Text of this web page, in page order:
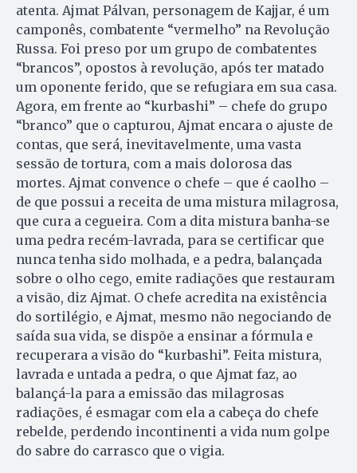
atenta. Ajmat Pálvan, personagem de Kajjar, é um
camponês, combatente “vermelho” na Revolução
Russa. Foi preso por um grupo de combatentes
“brancos”, opostos à revolução, após ter matado
um oponente ferido, que se refugiara em sua casa.
Agora, em frente ao “kurbashi” – chefe do grupo
“branco” que o capturou, Ajmat encara o ajuste de
contas, que será, inevitavelmente, uma vasta
sessão de tortura, com a mais dolorosa das
mortes. Ajmat convence o chefe – que é caolho –
de que possui a receita de uma mistura milagrosa,
que cura a cegueira. Com a dita mistura banha-se
uma pedra recém-lavrada, para se certificar que
nunca tenha sido molhada, e a pedra, balançada
sobre o olho cego, emite radiações que restauram
a visão, diz Ajmat. O chefe acredita na existência
do sortilégio, e Ajmat, mesmo não negociando de
saída sua vida, se dispõe a ensinar a fórmula e
recuperara a visão do “kurbashi”. Feita mistura,
lavrada e untada a pedra, o que Ajmat faz, ao
balançá-la para a emissão das milagrosas
radiações, é esmagar com ela a cabeça do chefe
rebelde, perdendo incontinenti a vida num golpe
do sabre do carrasco que o vigia.